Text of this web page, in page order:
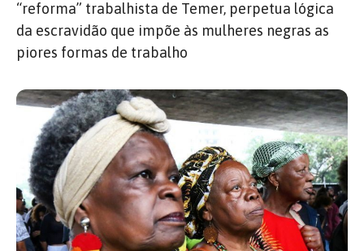
“reforma” trabalhista de Temer, perpetua lógica
da escravidão que impõe às mulheres negras as
piores formas de trabalho